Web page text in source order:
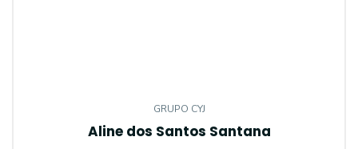
GRUPO CYJ
Aline dos Santos Santana